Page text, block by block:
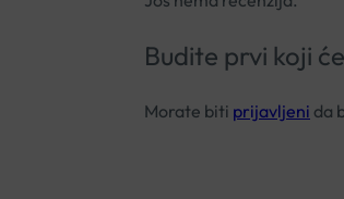
Budite prvi koji
Morate biti prijavljeni da